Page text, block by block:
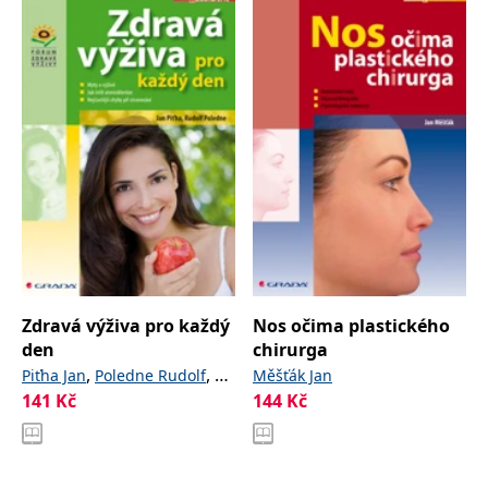
Zdravá výživa pro každý
den
Piťha Jan, Poledne Rudolf, a
kolektiv
141 Kč
Nos očima plastického
chirurga
Měšťák Jan
144 Kč